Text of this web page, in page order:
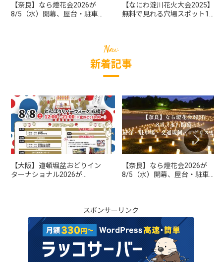
【奈良】なら燈花会2026が
8/5（水）開幕、屋台・駐車
【なにわ淀川花火大会2025】
無料で見れる穴場スポット10
新着記事
【大阪】道頓堀盆おどりイン
ターナショナル2026が
【奈良】なら燈花会2026が
8/5（水）開幕、屋台・駐車
スポンサーリンク